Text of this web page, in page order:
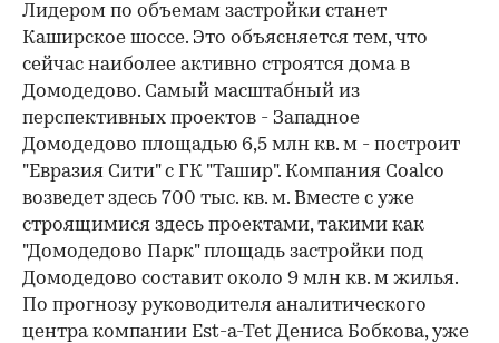
Лидером по объемам застройки станет
Каширское шоссе. Это объясняется тем, что
сейчас наиболее активно строятся дома в
Домодедово. Самый масштабный из
перспективных проектов - Западное
Домодедово площадью 6,5 млн кв. м - построит
"Евразия Сити" с ГК "Ташир". Компания Coalco
возведет здесь 700 тыс. кв. м. Вместе с уже
строящимися здесь проектами, такими как
"Домодедово Парк" площадь застройки под
Домодедово составит около 9 млн кв. м жилья.
По прогнозу руководителя аналитического
центра компании Est-a-Tet Дениса Бобкова, уже